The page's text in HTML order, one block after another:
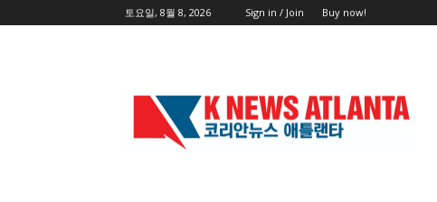
토요일, 8월 8, 2026 Sign in / Join Buy now!